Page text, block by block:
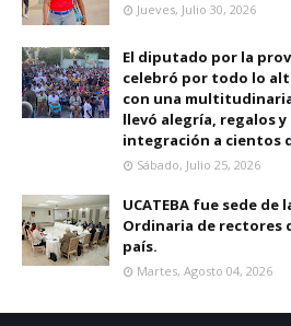
Jueves, Julio 30, 2026
El diputado por la
celebró por todo lo
con una
llevó alegría, regalos
integración a cientos
Sábado, Julio 25, 2026
UCATEBA fue sede de
Ordinaria de rectores
país.
Martes, Agosto 04, 2026